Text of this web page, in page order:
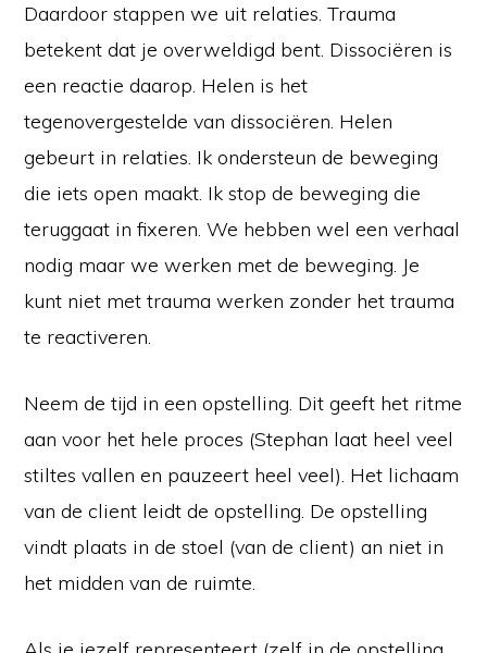
Daardoor stappen we uit relaties. Trauma
betekent dat je overweldigd bent. Dissociëren is
een reactie daarop. Helen is het
tegenovergestelde van dissociëren. Helen
gebeurt in relaties. Ik ondersteun de beweging
die iets open maakt. Ik stop de beweging die
teruggaat in fixeren. We hebben wel een verhaal
nodig maar we werken met de beweging. Je
kunt niet met trauma werken zonder het trauma
te reactiveren.
Neem de tijd in een opstelling. Dit geeft het ritme
aan voor het hele proces (Stephan laat heel veel
stiltes vallen en pauzeert heel veel). Het lichaam
van de client leidt de opstelling. De opstelling
vindt plaats in de stoel (van de client) an niet in
het midden van de ruimte.